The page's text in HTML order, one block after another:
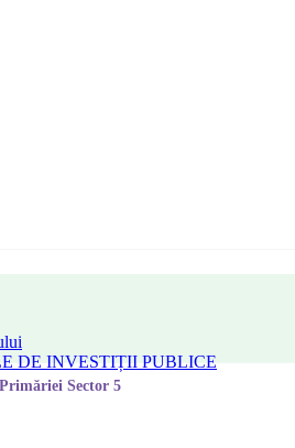
DE INVESTIȚII PUBLICE
Sector 5